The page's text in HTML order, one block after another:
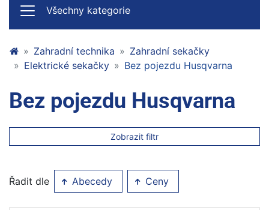
Všechny kategorie
Zahradní technika
Zahradní sekačky
Elektrické sekačky
Bez pojezdu Husqvarna
Bez pojezdu Husqvarna
Zobrazit filtr
Řadit dle Abecedy Ceny